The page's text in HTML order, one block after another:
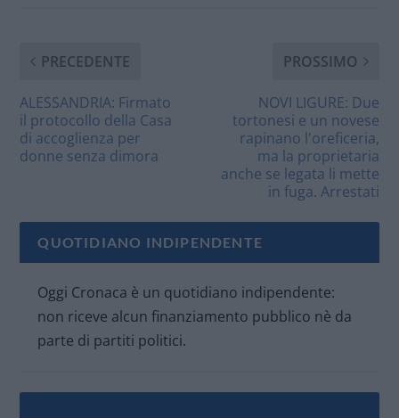
PRECEDENTE
ALESSANDRIA: Firmato
il protocollo della Casa
di accoglienza per
donne senza dimora
PROSSIMO
NOVI LIGURE: Due
tortonesi e un novese
rapinano l'oreficeria,
ma la proprietaria
anche se legata li mette
in fuga. Arrestati
QUOTIDIANO INDIPENDENTE
Oggi Cronaca è un quotidiano indipendente:
non riceve alcun finanziamento pubblico nè da
parte di partiti politici.